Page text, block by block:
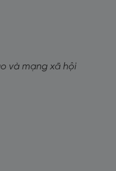
và mạng xã hội